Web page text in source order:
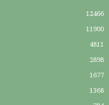
12466
11900
4811
2898
1677
1368